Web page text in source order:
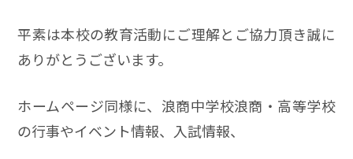
平素は本校の教育活動にご理解とご協力頂き誠に
ありがとうございます。
ホームページ同様に、浪商中学校浪商・高等学校
の行事やイベント情報、入試情報、